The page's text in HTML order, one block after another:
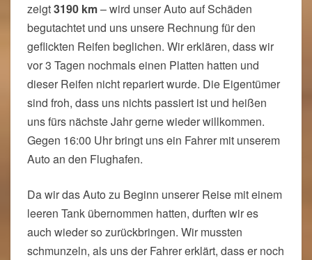
zeigt3190 km– wird unser Auto auf Schäden
begutachtet und uns unsere Rechnung für den
geflickten Reifen beglichen. Wir erklären, dass wir
vor 3 Tagen nochmals einen Platten hatten und
dieser Reifen nicht repariert wurde. Die Eigentümer
sind froh, dass uns nichts passiert ist und heißen
uns fürs nächste Jahr gerne wieder willkommen.
Gegen 16:00 Uhr bringt uns ein Fahrer mit unserem
Auto an den Flughafen.
Da wir das Auto zu Beginn unserer Reise mit einem
leeren Tank übernommen hatten, durften wir es
auch wieder so zurückbringen. Wir mussten
schmunzeln, als uns der Fahrer erklärt, dass er noch